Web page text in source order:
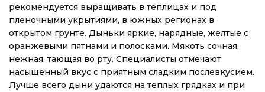
рекомендуется выращивать в теплицах и под
пленочными укрытиями, в южных регионах в
открытом грунте. Дыньки яркие, нарядные, желтые с
оранжевыми пятнами и полосками. Мякоть сочная,
нежная, тающая во рту. Специалисты отмечают
насыщенный вкус с приятным сладким послевкусием.
Лучше всего дыни удаются на теплых грядках и при